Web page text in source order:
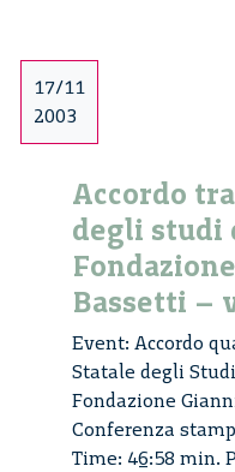
17/11
2003
Accordo
degli studi
Bassetti –
Event: Accordo
Statale degli
Fondazione
Conferenza
Time: 46:58 min.